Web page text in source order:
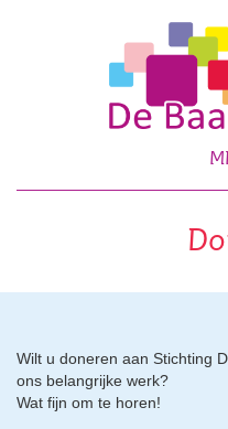
Wilt u doneren aan Stichting
ons belangrijke werk?
Wat fijn om te horen!